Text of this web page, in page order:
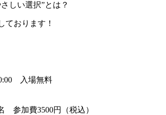
しい選択”とは？
ております！
入場無料
参加費3500円（税込）